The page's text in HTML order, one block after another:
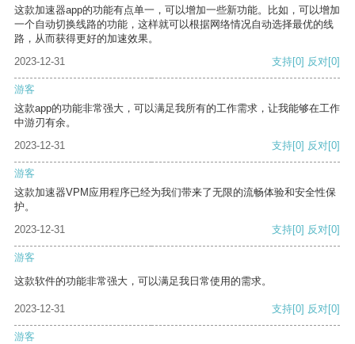
这款加速器app的功能有点单一，可以增加一些新功能。比如，可以增加
一个自动切换线路的功能，这样就可以根据网络情况自动选择最优的线
路，从而获得更好的加速效果。
2023-12-31
支持[0] 反对[0]
游客
这款app的功能非常强大，可以满足我所有的工作需求，让我能够在工作
中游刃有余。
2023-12-31
支持[0] 反对[0]
游客
这款加速器VPM应用程序已经为我们带来了无限的流畅体验和安全性保
护。
2023-12-31
支持[0] 反对[0]
游客
这款软件的功能非常强大，可以满足我日常使用的需求。
2023-12-31 支持[0] 反对[0]
游客